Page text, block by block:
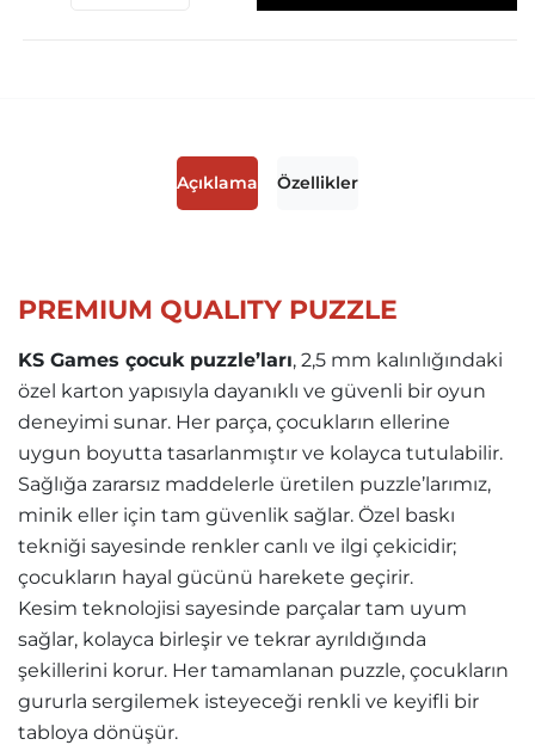
Açıklama Özellikler
PREMIUM QUALITY PUZZLE
KS Games çocuk puzzle’ları, 2,5 mm kalınlığındaki
özel karton yapısıyla dayanıklı ve güvenli bir oyun
deneyimi sunar. Her parça, çocukların ellerine
uygun boyutta tasarlanmıştır ve kolayca tutulabilir.
Sağlığa zararsız maddelerle üretilen puzzle’larımız,
minik eller için tam güvenlik sağlar. Özel baskı
tekniği sayesinde renkler canlı ve ilgi çekicidir;
çocukların hayal gücünü harekete geçirir.
Kesim teknolojisi sayesinde parçalar tam uyum
sağlar, kolayca birleşir ve tekrar ayrıldığında
şekillerini korur. Her tamamlanan puzzle, çocukların
gururla sergilemek isteyeceği renkli ve keyifli bir
tabloya dönüşür.